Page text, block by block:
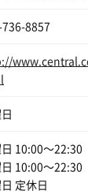
8857
10:00〜22:30
10:00〜22:30
定休日